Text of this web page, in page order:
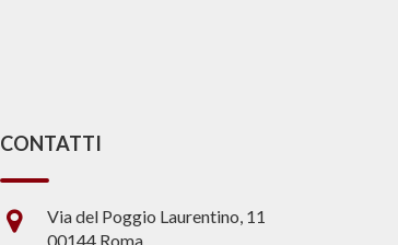
CONTATTI
Via del Poggio Laurentino, 11
00144 Roma